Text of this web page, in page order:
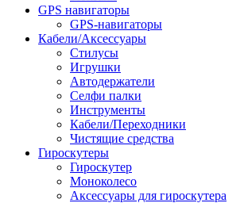
GPS навигаторы
GPS-навигаторы
Кабели/Аксессуары
Стилусы
Игрушки
Автодержатели
Селфи палки
Инструменты
Кабели/Переходники
Чистящие средства
Гироскутеры
Гироскутер
Моноколесо
Аксессуары для гироскутера